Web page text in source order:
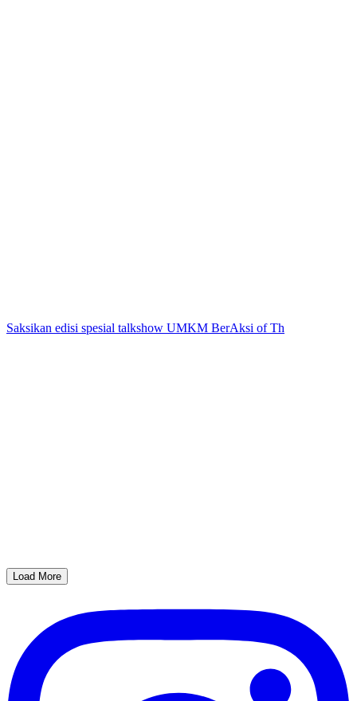
Saksikan edisi spesial talkshow UMKM BerAksi of Th
Load More